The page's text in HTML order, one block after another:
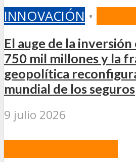
INNOVACIÓN •
El auge de la inversión
750 mil millones y la
geopolítica
mundial de los seguros
9 julio 2026